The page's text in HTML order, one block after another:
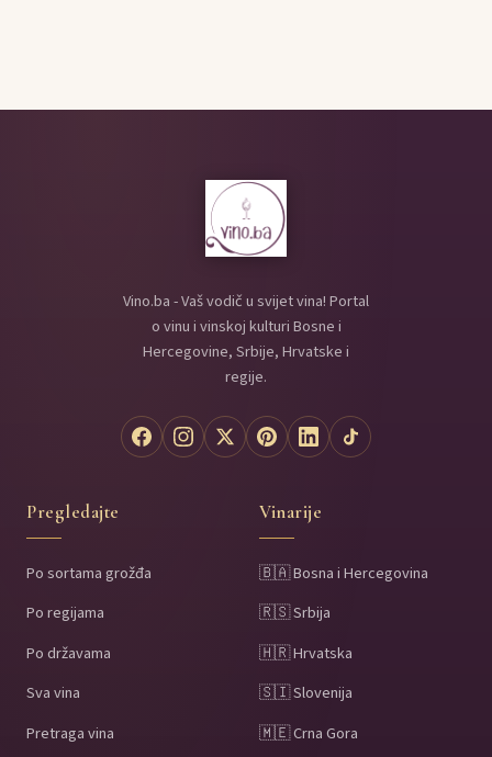
Vino.ba - Vaš vodič u svijet vina! Portal
o vinu i vinskoj kulturi Bosne i
Hercegovine, Srbije, Hrvatske i
regije.
Pregledajte
Po sortama grožđa
Po regijama
Po državama
Sva vina
Pretraga vina
Vinarije
🇧🇦 Bosna i Hercegovina
🇷🇸 Srbija
🇭🇷 Hrvatska
🇸🇮 Slovenija
🇲🇪 Crna Gora